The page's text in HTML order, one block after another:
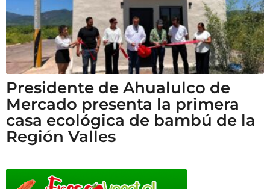
Presidente de Ahualulco de
Mercado presenta la primera
casa ecológica de bambú de la
Región Valles